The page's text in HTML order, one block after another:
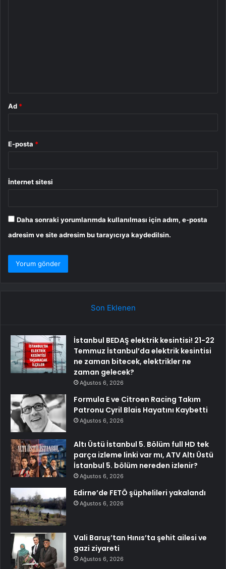
Ad *
E-posta *
İnternet sitesi
Daha sonraki yorumlarımda kullanılması için adım, e-posta
adresim ve site adresim bu tarayıcıya kaydedilsin.
Son Eklenen
İstanbul BEDAŞ elektrik kesintisi! 21-22
Temmuz İstanbul’da elektrik kesintisi
ne zaman bitecek, elektrikler ne
zaman gelecek?
Ağustos 6, 2026
Formula E ve Citroen Racing Takım
Patronu Cyril Blais Hayatını Kaybetti
Ağustos 6, 2026
Altı Üstü İstanbul 5. Bölüm full HD tek
parça izleme linki var mı, ATV Altı Üstü
İstanbul 5. bölüm nereden izlenir?
Ağustos 6, 2026
Edirne’de FETÖ şüphelileri yakalandı
Ağustos 6, 2026
Vali Baruş’tan Hınıs’ta şehit ailesi ve
gazi ziyareti
Ağustos 6, 2026